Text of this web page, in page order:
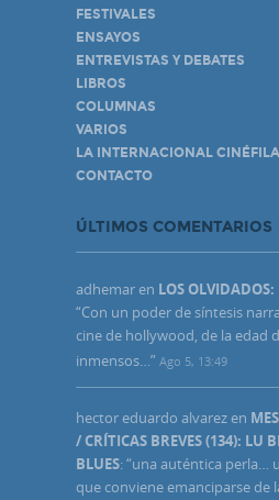
FESTIVALES
ENSAYOS
ENTREVISTAS Y DEBATES
LIBROS
COLUMNAS
VARIOS
LA INTERNACIONAL CINÉFILA
CONTACTO
ÚLTIMOS COMENTARIOS
adhemar en LOS
“Con un poder de síntesis
cine de hollywood, de la edad
inmensos…” Ago 5, 13:49
hector eduardo alvarez en
/ CRÍTICAS BREVES (134): LU
BLUES: “una auténtica perla…
que conviene emanciparse de